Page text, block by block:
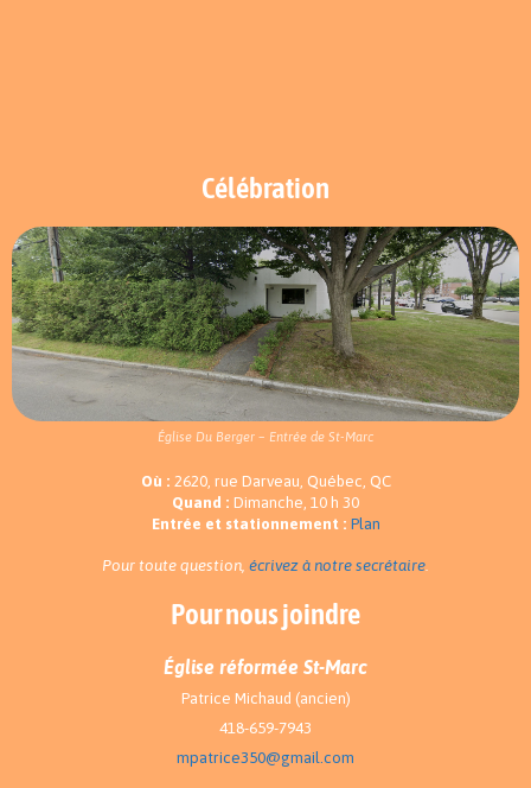
Célébration
Église Du Berger – Entrée de St-Marc
Où : 2620, rue Darveau, Québec, QC
Quand : Dimanche, 10 h 30
Entrée et stationnement : Plan
Pour toute question, écrivez à notre secrétaire.
Pour nous joindre
Église réformée St-Marc
Patrice Michaud (ancien)
418-659-7943
mpatrice350@gmail.com